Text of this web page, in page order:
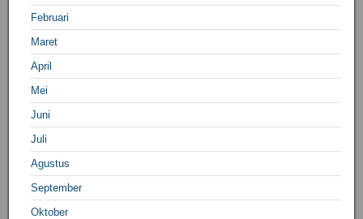
Februari
Maret
April
Mei
Juni
Juli
Agustus
September
Oktober